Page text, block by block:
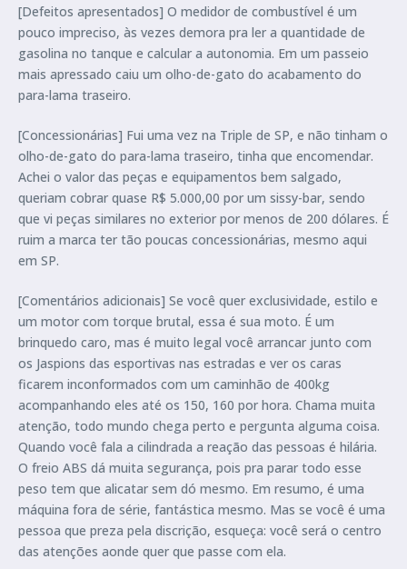
[Defeitos apresentados] O medidor de combustível é um
pouco impreciso, às vezes demora pra ler a quantidade de
gasolina no tanque e calcular a autonomia. Em um passeio
mais apressado caiu um olho-de-gato do acabamento do
para-lama traseiro.
[Concessionárias] Fui uma vez na Triple de SP, e não tinham o
olho-de-gato do para-lama traseiro, tinha que encomendar.
Achei o valor das peças e equipamentos bem salgado,
queriam cobrar quase R$ 5.000,00 por um sissy-bar, sendo
que vi peças similares no exterior por menos de 200 dólares. É
ruim a marca ter tão poucas concessionárias, mesmo aqui
em SP.
[Comentários adicionais] Se você quer exclusividade, estilo e
um motor com torque brutal, essa é sua moto. É um
brinquedo caro, mas é muito legal você arrancar junto com
os Jaspions das esportivas nas estradas e ver os caras
ficarem inconformados com um caminhão de 400kg
acompanhando eles até os 150, 160 por hora. Chama muita
atenção, todo mundo chega perto e pergunta alguma coisa.
Quando você fala a cilindrada a reação das pessoas é hilária.
O freio ABS dá muita segurança, pois pra parar todo esse
peso tem que alicatar sem dó mesmo. Em resumo, é uma
máquina fora de série, fantástica mesmo. Mas se você é uma
pessoa que preza pela discrição, esqueça: você será o centro
das atenções aonde quer que passe com ela.